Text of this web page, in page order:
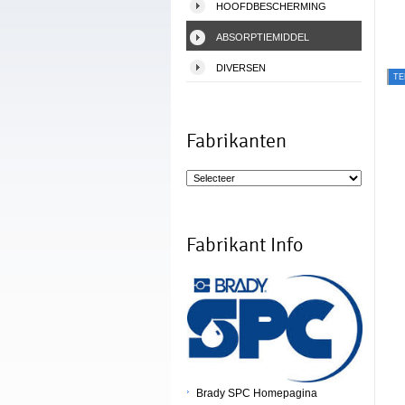
HOOFDBESCHERMING
ABSORPTIEMIDDEL
DIVERSEN
Fabrikanten
Fabrikant Info
Brady SPC Homepagina